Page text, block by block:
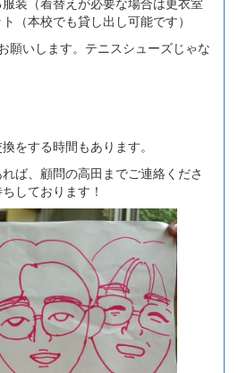
（本校でも貸し出し可能です）
願いします。テニスシューズじゃな
をする時間もあります。
ば、顧問の高田までご連絡くださ
しております！